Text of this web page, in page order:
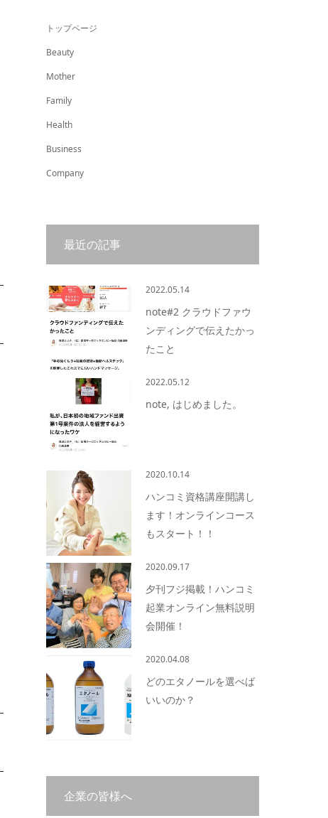
トップページ
Beauty
Mother
Family
Health
Business
Company
最近の記事
2022.05.14
note#2 クラウドファウ
ンディングで伝えたかっ
たこと
2022.05.12
note, はじめました。
2020.10.14
ハンコミ資格講座開講し
ます！オンラインコース
もスタート！！
2020.09.17
夕刊フジ掲載！ハンコミ
起業オンライン無料説明
会開催！
2020.04.08
どのエタノールを選べば
いいのか？
企業の皆様へ